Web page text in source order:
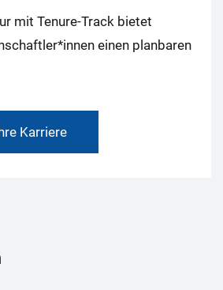
mit Tenure-Track bietet
einen planbaren
Karriere